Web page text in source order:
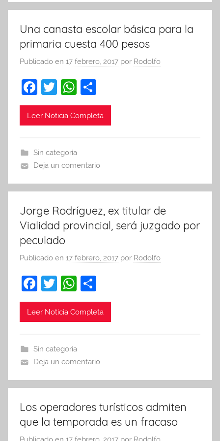
k
Una canasta escolar básica para la
primaria cuesta 400 pesos
Publicado en 17 febrero, 2017 por Rodolfo
F
a
c
b
o
o
k
T
w
itt
W
h
at
A
p
p
o
m
tir
Leer Noticia Completa
Sin categoría
Deja un comentario
Jorge Rodríguez, ex titular de
Vialidad provincial, será juzgado por
peculado
Publicado en 17 febrero, 2017 por Rodolfo
F
a
c
b
o
o
k
T
w
itt
W
h
at
A
p
p
o
m
tir
Leer Noticia Completa
Sin categoría
Deja un comentario
Los operadores turísticos admiten
que la temporada es un fracaso